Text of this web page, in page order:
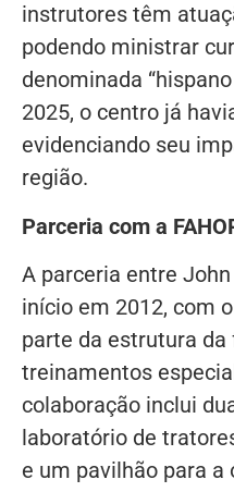
instrutores têm
podendo ministrar
denominada
2025, o centro já
evidenciando seu
região.
Parceria com a
A parceria entre John
início em 2012, com
parte da estrutura da
treinamentos
colaboração inclui
laboratório de
e um pavilhão para a